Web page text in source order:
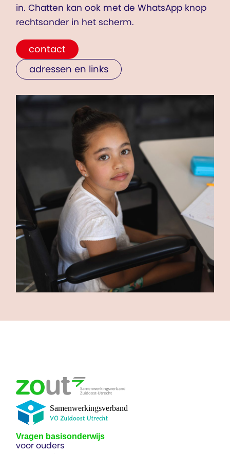
in. Chatten kan ook met de WhatsApp knop
rechtsonder in het scherm.
contact
adressen en links
Vragen basisonderwijs
voor ouders